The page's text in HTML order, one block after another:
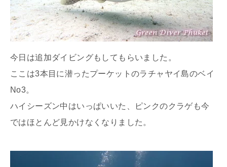
今日は追加ダイビングもしてもらいました。
ここは3本目に潜ったプーケットのラチャヤイ島のベイ
No3。
ハイシーズン中はいっぱいいた、ピンクのクラゲも今
ではほとんど見かけなくなりました。